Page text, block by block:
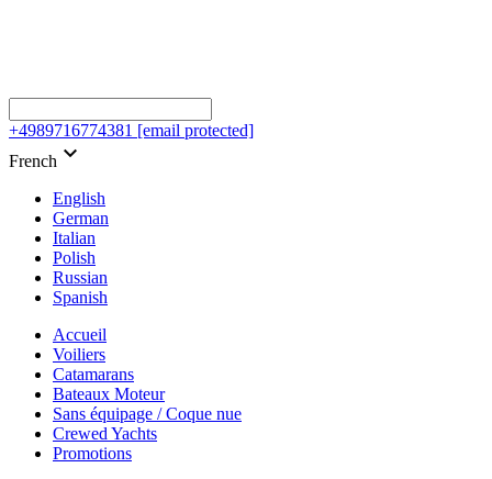
+4989716774381 [email protected]
French keyboard_arrow_down
English
German
Italian
Polish
Russian
Spanish
Accueil
Voiliers
Catamarans
Bateaux Moteur
Sans équipage / Coque nue
Crewed Yachts
Promotions